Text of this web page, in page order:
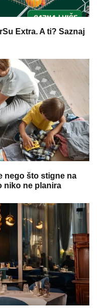
Extra. A ti? Saznaj
nego što stigne na
niko ne planira